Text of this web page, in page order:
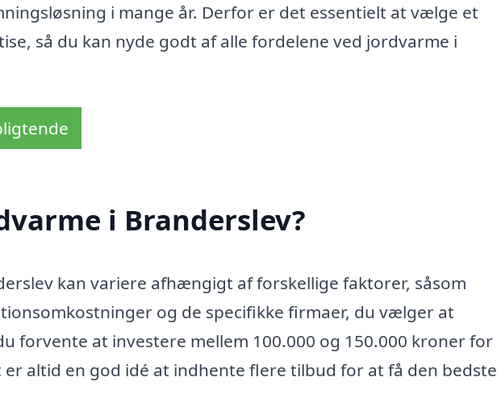
i mange år. Derfor er det essentielt at vælge et
så du kan nyde godt af alle fordelene ved jordvarme i
i Branderslev?
kan variere afhængigt af forskellige faktorer, såsom
og de specifikke firmaer, du vælger at
forvente at investere mellem 100.000 og 150.000 kroner for
altid en god idé at indhente flere tilbud for at få den bedste